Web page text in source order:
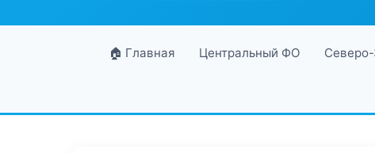
🏠 Главная Центральный ФО